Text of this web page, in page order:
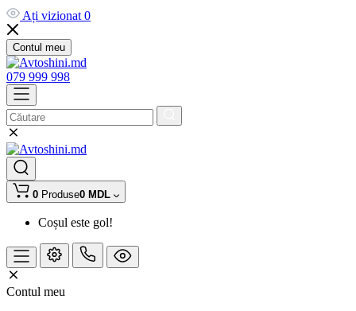
Ați vizionat 0
Contul meu
079 999 998
0 Produse0 MDL
Coșul este gol!
Contul meu